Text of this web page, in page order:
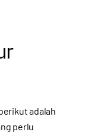
adalah
perlu